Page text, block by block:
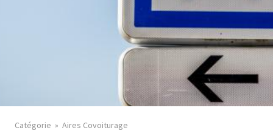
Catégorie Aires Covoiturage